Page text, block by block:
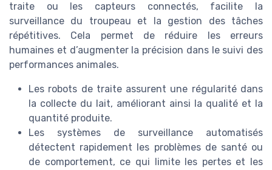
traite ou les capteurs connectés, facilite la
surveillance du troupeau et la gestion des tâches
répétitives. Cela permet de réduire les erreurs
humaines et d’augmenter la précision dans le suivi des
performances animales.
Les robots de traite assurent une régularité dans
la collecte du lait, améliorant ainsi la qualité et la
quantité produite.
Les systèmes de surveillance automatisés
détectent rapidement les problèmes de santé ou
de comportement, ce qui limite les pertes et les